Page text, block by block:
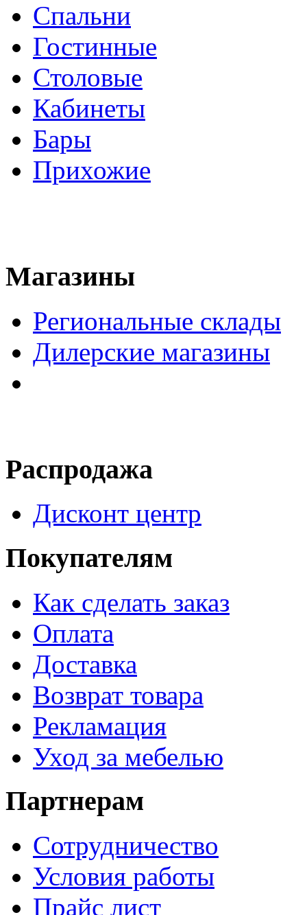
Спальни
Гостинные
Столовые
Кабинеты
Бары
Прихожие
Магазины
Региональные склады
Дилерские магазины
Распродажа
Дисконт центр
Покупателям
Как сделать заказ
Оплата
Доставка
Возврат товара
Рекламация
Уход за мебелью
Партнерам
Сотрудничество
Условия работы
Прайс лист